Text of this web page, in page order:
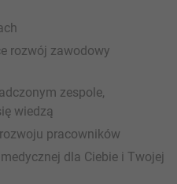
rozwój zawodowy
zespole,
wiedzą
pracowników
dla Ciebie i Twojej